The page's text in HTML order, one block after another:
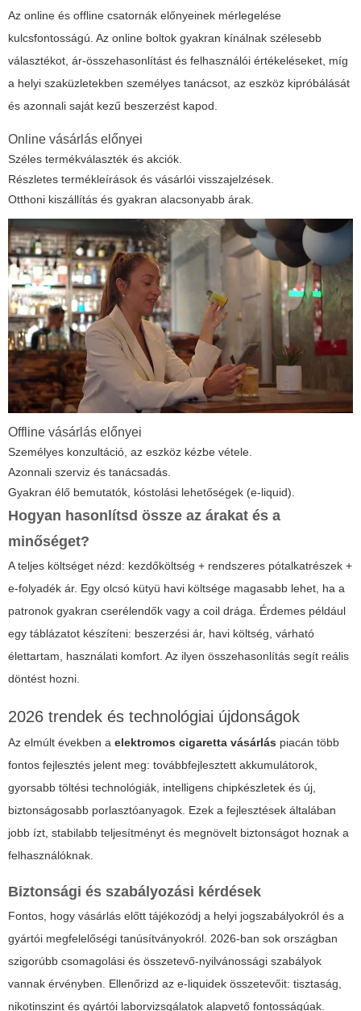
Az online és offline csatornák előnyeinek mérlegelése
kulcsfontosságú. Az online boltok gyakran kínálnak szélesebb
választékot, ár-összehasonlítást és felhasználói értékeléseket, míg
a helyi szaküzletekben személyes tanácsot, az eszköz kipróbálását
és azonnali saját kezű beszerzést kapod.
Online vásárlás előnyei
Széles termékválaszték és akciók.
Részletes termékleírások és vásárlói visszajelzések.
Otthoni kiszállítás és gyakran alacsonyabb árak.
Offline vásárlás előnyei
Személyes konzultáció, az eszköz kézbe vétele.
Azonnali szerviz és tanácsadás.
Gyakran élő bemutatók, kóstolási lehetőségek (e-liquid).
Hogyan hasonlítsd össze az árakat és a
minőséget?
A teljes költséget nézd: kezdőköltség + rendszeres pótalkatrészek +
e-folyadék ár. Egy olcsó kütyü havi költsége magasabb lehet, ha a
patronok gyakran cserélendők vagy a coil drága. Érdemes például
egy táblázatot készíteni: beszerzési ár, havi költség, várható
élettartam, használati komfort. Az ilyen összehasonlítás segít reális
döntést hozni.
2026 trendek és technológiai újdonságok
Az elmúlt években a elektromos cigaretta vásárlás piacán több
fontos fejlesztés jelent meg: továbbfejlesztett akkumulátorok,
gyorsabb töltési technológiák, intelligens chipkészletek és új,
biztonságosabb porlasztóanyagok. Ezek a fejlesztések általában
jobb ízt, stabilabb teljesítményt és megnövelt biztonságot hoznak a
felhasználóknak.
Biztonsági és szabályozási kérdések
Fontos, hogy vásárlás előtt tájékozódj a helyi jogszabályokról és a
gyártói megfelelőségi tanúsítványokról. 2026-ban sok országban
szigorúbb csomagolási és összetevő-nyilvánossági szabályok
vannak érvényben. Ellenőrizd az e-liquidek összetevőit: tisztaság,
nikotinszint és gyártói laborvizsgálatok alapvető fontosságúak.